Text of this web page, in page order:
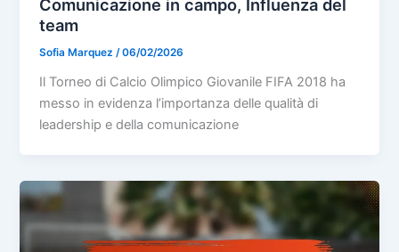
Comunicazione in campo, Influenza del
team
Sofia Marquez/06/02/2026
Il Torneo di Calcio Olimpico Giovanile FIFA 2018 ha
messo in evidenza l’importanza delle qualità di
leadership e della comunicazione